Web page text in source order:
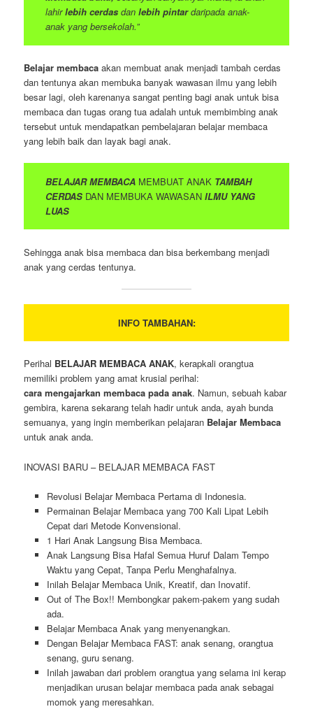
lahirlebih cerdasdan lebih pintardaripada anak-
anak yang bersekolah.”
Belajar membaca akan membuat anak menjadi tambah cerdas
dan tentunya akan membuka banyak wawasan ilmu yang lebih
besar lagi, oleh karenanya sangat penting bagi anak untuk bisa
membaca dan tugas orang tua adalah untuk membimbing anak
tersebut untuk mendapatkan pembelajaran belajar membaca
yang lebih baik dan layak bagi anak.
BELAJAR MEMBACAMEMBUAT ANAK TAMBAH
CERDASDAN MEMBUKA WAWASAN ILMU YANG
LUAS
Sehingga anak bisa membaca dan bisa berkembang menjadi
anak yang cerdas tentunya.
INFO TAMBAHAN:
Perihal BELAJAR MEMBACA ANAK, kerapkali orangtua
memiliki problem yang amat krusial perihal:
cara mengajarkan membaca pada anak. Namun, sebuah kabar
gembira, karena sekarang telah hadir untuk anda, ayah bunda
semuanya, yang ingin memberikan pelajaran Belajar Membaca
untuk anak anda.
INOVASI BARU – BELAJAR MEMBACA FAST
Revolusi Belajar Membaca Pertama di Indonesia.
Permainan Belajar Membaca yang 700 Kali Lipat Lebih
Cepat dari Metode Konvensional.
1 Hari Anak Langsung Bisa Membaca.
Anak Langsung Bisa Hafal Semua Huruf Dalam Tempo
Waktu yang Cepat, Tanpa Perlu Menghafalnya.
Inilah Belajar Membaca Unik, Kreatif, dan Inovatif.
Out of The Box!! Membongkar pakem-pakem yang sudah
ada.
Belajar Membaca Anak yang menyenangkan.
Dengan Belajar Membaca FAST: anak senang, orangtua
senang, guru senang.
Inilah jawaban dari problem orangtua yang selama ini kerap
menjadikan urusan belajar membaca pada anak sebagai
momok yang meresahkan.